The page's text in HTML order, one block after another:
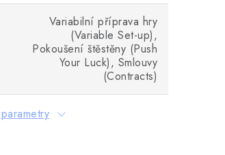
Variabilní příprava hry
(Variable Set-up),
Pokoušení štěstěny (Push
Your Luck), Smlouvy
(Contracts)